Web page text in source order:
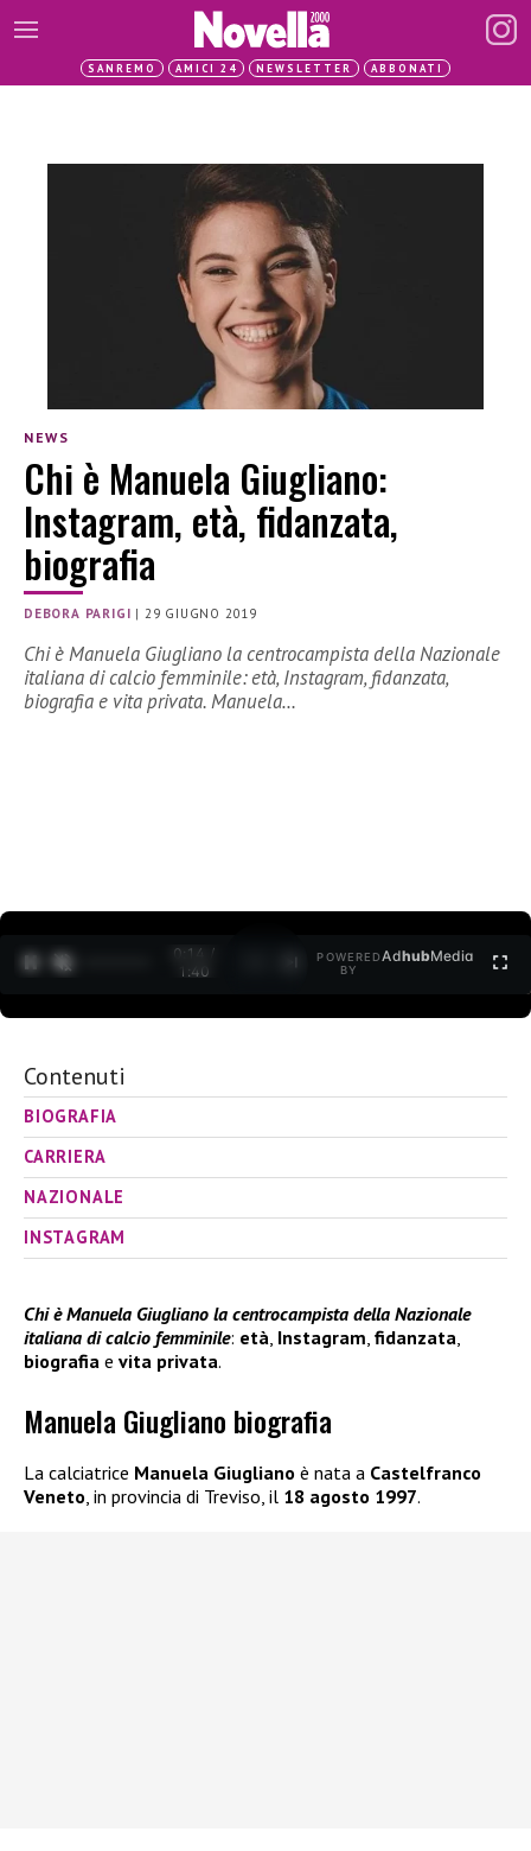
SANREMO AMICI 24 NEWSLETTER ABBONATI
NEWS
Chi è Manuela Giugliano:
Instagram, età, fidanzata,
biografia
DEBORA PARIGI | 29 GIUGNO 2019
Chi è Manuela Giugliano la centrocampista della Nazionale
italiana di calcio femminile: età, Instagram, fidanzata,
biografia e vita privata. Manuela…
0:15 /
1:40
POWERED
BY
AdhubMedia
Contenuti
BIOGRAFIA
CARRIERA
NAZIONALE
INSTAGRAM
Chi è Manuela Giugliano la centrocampista della Nazionale
italiana di calcio femminile: età, Instagram, fidanzata,
biografia e vita privata.
Manuela Giugliano biografia
La calciatrice Manuela Giugliano è nata a Castelfranco
Veneto, in provincia di Treviso, il 18 agosto 1997.